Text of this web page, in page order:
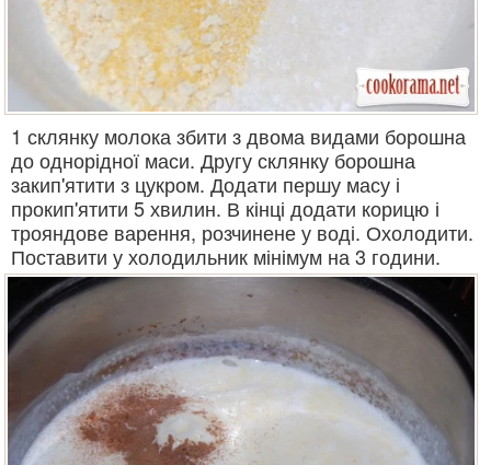
1 склянку молока збити з двома видами борошна
до однорідної маси. Другу склянку борошна
закип'ятити з цукром. Додати першу масу і
прокип'ятити 5 хвилин. В кінці додати корицю і
трояндове варення, розчинене у воді. Охолодити.
Поставити у холодильник мінімум на 3 години.